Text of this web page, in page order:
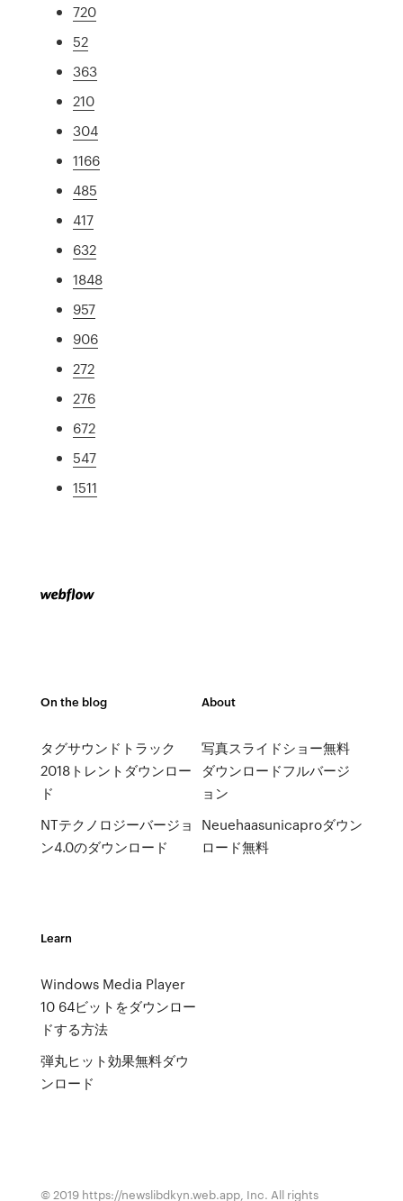
720
52
363
210
304
1166
485
417
632
1848
957
906
272
276
672
547
1511
On the blog
タグサウンドトラック
2018トレントダウンロー
ド
NTテクノロジーバージョ
ン4.0のダウンロード
About
写真スライドショー無料
ダウンロードフルバージ
ョン
Neuehaasunicaproダウン
ロード無料
Learn
Windows Media Player
10 64ビットをダウンロー
ドする方法
弾丸ヒット効果無料ダウ
ンロード
© 2019 https://newslibdkyn.web.app, Inc. All rights